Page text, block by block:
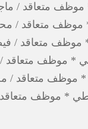
متعاقد /
متعاقد /
موظف متعاقد /
* موظف متعاقد
موظف متعاقد /
* موظف متعاقد